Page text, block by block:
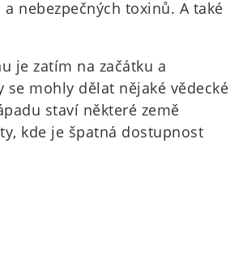
nebezpečných toxinů. A také
je zatím na začátku a
mohly dělat nějaké vědecké
staví některé země
kde je špatná dostupnost